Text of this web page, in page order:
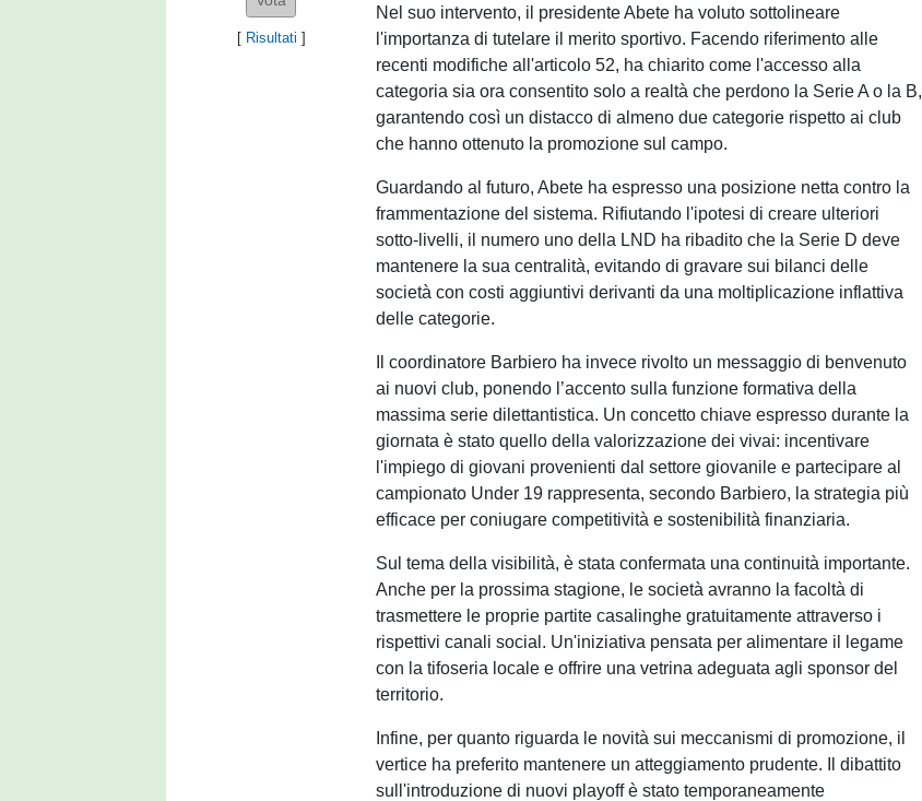
[ Risultati ]
Nel suo intervento, il presidente Abete ha voluto sottolineare
l'importanza di tutelare il merito sportivo. Facendo riferimento alle
recenti modifiche all'articolo 52, ha chiarito come l'accesso alla
categoria sia ora consentito solo a realtà che perdono la Serie A o la B,
garantendo così un distacco di almeno due categorie rispetto ai club
che hanno ottenuto la promozione sul campo.
Guardando al futuro, Abete ha espresso una posizione netta contro la
frammentazione del sistema. Rifiutando l'ipotesi di creare ulteriori
sotto-livelli, il numero uno della LND ha ribadito che la Serie D deve
mantenere la sua centralità, evitando di gravare sui bilanci delle
società con costi aggiuntivi derivanti da una moltiplicazione inflattiva
delle categorie.
Il coordinatore Barbiero ha invece rivolto un messaggio di benvenuto
ai nuovi club, ponendo l’accento sulla funzione formativa della
massima serie dilettantistica. Un concetto chiave espresso durante la
giornata è stato quello della valorizzazione dei vivai: incentivare
l'impiego di giovani provenienti dal settore giovanile e partecipare al
campionato Under 19 rappresenta, secondo Barbiero, la strategia più
efficace per coniugare competitività e sostenibilità finanziaria.
Sul tema della visibilità, è stata confermata una continuità importante.
Anche per la prossima stagione, le società avranno la facoltà di
trasmettere le proprie partite casalinghe gratuitamente attraverso i
rispettivi canali social. Un'iniziativa pensata per alimentare il legame
con la tifoseria locale e offrire una vetrina adeguata agli sponsor del
territorio.
Infine, per quanto riguarda le novità sui meccanismi di promozione, il
vertice ha preferito mantenere un atteggiamento prudente. Il dibattito
sull'introduzione di nuovi playoff è stato temporaneamente